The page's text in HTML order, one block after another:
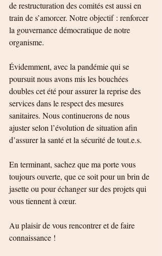
de restructuration des comités est aussi en
train de s’amorcer. Notre objectif : renforcer
la gouvernance démocratique de notre
organisme.
Évidemment, avec la pandémie qui se
poursuit nous avons mis les bouchées
doubles cet été pour assurer la reprise des
services dans le respect des mesures
sanitaires. Nous continuerons de nous
ajuster selon l’évolution de situation afin
d’assurer la santé et la sécurité de tout.e.s.
En terminant, sachez que ma porte vous
toujours ouverte, que ce soit pour un brin de
jasette ou pour échanger sur des projets qui
vous tiennent à cœur.
Au plaisir de vous rencontrer et de faire
connaissance !